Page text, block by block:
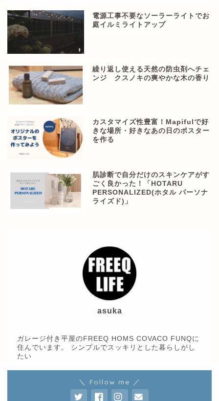
電源工事不要なソーラーライトでお
庭イルミライトアップ
繰り返し使える天然の防虫剤へチェ
ンジ クスノキの爽やかな木の香り
カスタマイズ性豊富！Mapifulで好
きな場所・好きなあの日のポスター
を作る
肌診断で自分だけのスキンケアがす
ごく良かった！「HOTARU
PERSONALIZED(ホタル パーソナ
ライズド)」
asuka
ガレージ付き平屋のFREEQ HOMS COVACO FUNQに
住んでいます。 シンプルでスッキリとした暮らしがし
たい
＼ Follow me ／